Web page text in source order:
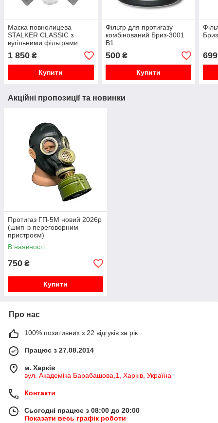
Маска повнолицева
STALKER CLASSIC з
вугільними фільтрами
ABE1
1 850 ₴
Купити
Фільтр для протигазу
комбінований Бриз-3001
B1
500₴
Купити
699
Акційні пропозиції та новинки
Протигаз ГП-5М новий 2026р
(шмп із переговорним
пристроєм)
В наявності
750 ₴
Купити
Про нас
100% позитивних з 22 відгуків за рік
Працює з 27.08.2014
м. Харків
вул. Академіка Барабашова,1, Харків, Україна
Контакти
Сьогодні працює з 08:00 до 20:00
Показати весь графік роботи